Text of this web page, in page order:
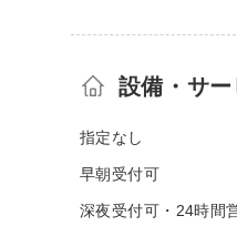
設備・サ
指定なし
早朝受付可
深夜受付可・24時間